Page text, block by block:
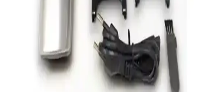
Erkek Bakım Kitleri ve Tıraş Makineleri: Güncel ve
Pratik Çözüm Önerileri
Erkek bakım kitleri ve tıraş makineleri, pratiklik ve cilt sağlığı odaklı
ürünlerle günlük bakım rutininizi kolaylaştırır. Farklı modeller ve
özelliklerle kişisel tercihlere uygun çözümler sunar.
Progemei GM-566 Çok Fonksiyonlu Erkek Bakım
Seti Kablosuz ve Dayanıklı Tasarım